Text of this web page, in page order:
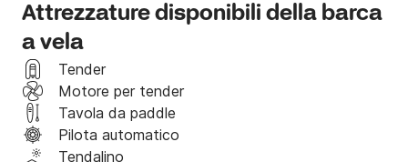
Attrezzature disponibili della barca
a vela
Tender
Motore per tender
Tavola da paddle
Pilota automatico
Tendalino